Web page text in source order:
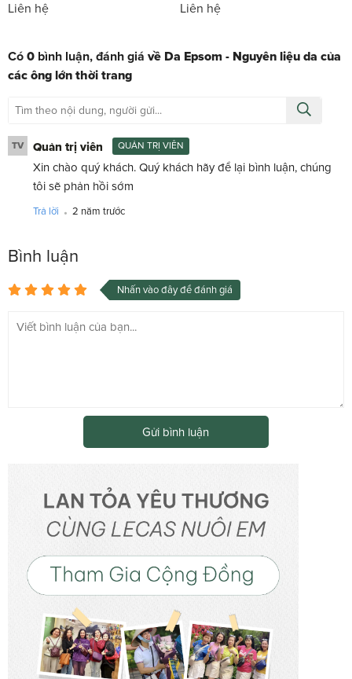
Liên hệ Liên hệ
Có 0 bình luận, đánh giá về Da Epsom - Nguyên liệu da của
các ông lớn thời trang
TV Quản trị viên QUẢN TRỊ VIÊN
Xin chào quý khách. Quý khách hãy để lại bình luận, chúng
tôi sẽ phản hồi sớm
Trả lời . 2 năm trước
Bình luận
Nhấn vào đây để đánh giá
Gửi bình luận